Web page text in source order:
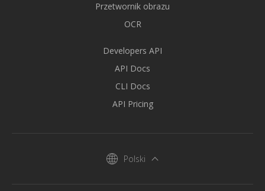
Przetwornik obrazu
OCR
Developers API
API Docs
CLI Docs
API Pricing
Polski